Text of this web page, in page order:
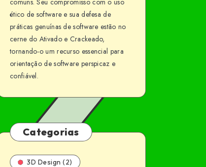
comuns. Seu compromisso com o uso
ético de software e sua defesa de
práticas genuínas de software estão no
cerne do Ativado e Crackeado,
tornando-o um recurso essencial para
orientação de software perspicaz e
confiável.
Categorias
3D Design (2)